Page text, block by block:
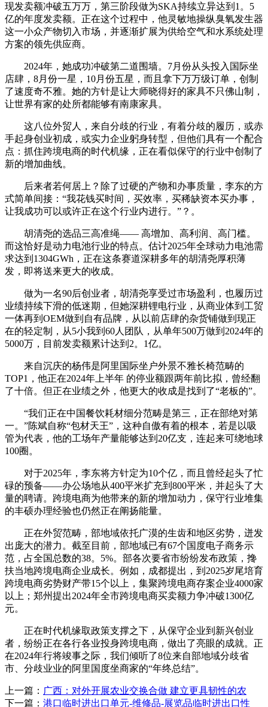
现发卖额冲破五万万，第三阶段做为SKA持续立异达到1。5
亿的年度发卖额。正在这个过程中，他灵敏地操纵臭氧发生器
这一小众产物切入市场，并逐渐扩展为供给空气和水系统处理
方案的领先供应商。
2024年，她成功冲破第二道围墙。7月份从头投入国际坐
店肆，8月份一星，10月份五星，而且拿下万万级订单，创制
了速度奇不雅。她的方针是让大师晓得好的家具不只佛山制，
让世界有家的处所都能够有南康家具。
这八位外贸人，来自分歧的行业，有着分歧的履历，或赤
手起身创业初成，或实力企业躬身转型，但他们具有一个配合
点：抓住跨境电商的时代机缘，正在看似保守的行业中创制了
新的增加曲线。
后来者若何居上？除了过硬的产物和办事质量，李东的方
式简单间接：“我花钱买时间，买效率，买稀缺资本买办事，
让我成功可以或许正在这个行业内进行。”？。
胡清尧的选品三高准绳—— 高增加、高利润、高门槛。
而这恰好是动力电池行业的特点。估计2025年全球动力电池需
求达到1304GWh，正在这条赛道深耕多年的胡清尧厚积薄
发，即将送来更大的收成。
做为一名90后创业者，胡清尧享受过市场盈利，也履历过
业绩持续下滑的低迷期，但她深耕锂电行业，从商业体到工贸
一体再到OEM做到自有品牌，从以前店肆的杂货铺做到现正
在的轻定制，从5小我到60人团队，从单年500万做到2024年的
5000万，目前发卖额累计达到2。1亿。
来自沉庆的杨伟是阿里国际坐户外景不雅长椅范畴的
TOP1，他正在2024年上半年 的停业额跟两年前比拟，曾经翻
了十倍。但正在业绩之外，他更大的收成是找到了“老板的”。
“我们正在中国餐饮耗材细分范畴是第三，正在部绝对第
一。”陈斌自称“包材天王”，这种自傲有着的根本，若是以吸
管为代表，他的工场年产量能够达到20亿支，连起来可绕地球
100圈。
对于2025年，李东将方针定为10个亿，而且曾经起头了忙
碌的预备——办公场地从400平米扩充到800平米，并起头了大
量的聘请。跨境电商为他带来的新的增加动力，保守行业堆集
的丰硕办理经验也仍然正在阐扬能量。
正在外贸范畴，部地域依托广漠的生齿和地区劣势，迸发
出庞大的潜力。截至目前，部地域已有67个国度电子商务示
范，占全国总数的38。5%。部各次要省市纷纷发布政策，搀
扶当地跨境电商企业成长。例如，成都提出，到2025岁尾培育
跨境电商劣势财产带15个以上，集聚跨境电商存案企业4000家
以上；郑州提出2024年全市跨境电商买卖额力争冲破1300亿
元。
正在时代机缘取政策支撑之下，从保守企业到新兴创业
者，纷纷正在各行各业投身跨境电商，做出了亮眼的成就。正
在2024年行将竣事之际，我们倾听了8位来自部地域分歧省
市、分歧业业的阿里国度坐商家的“年终总结”。
上一篇： 广西：对外开展农业交换合做 建立更具韧性的农
下一篇： 港口临时进出口单元-维修品-展览品临时进出口性